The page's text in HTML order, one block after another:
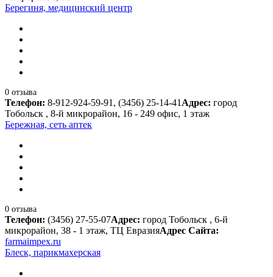
Берегиня, медицинский центр
0 отзыва
Телефон: 8-912-924-59-91, (3456) 25-14-41 Адрес: город
Тобольск , 8-й микрорайон, 16 - 249 офис, 1 этаж
Бережная, сеть аптек
0 отзыва
Телефон: (3456) 27-55-07Адрес: город Тобольск , 6-й
микрорайон, 38 - 1 этаж, ТЦ ЕвразияАдрес Сайта:
farmaimpex.ru
Блеск, парикмахерская